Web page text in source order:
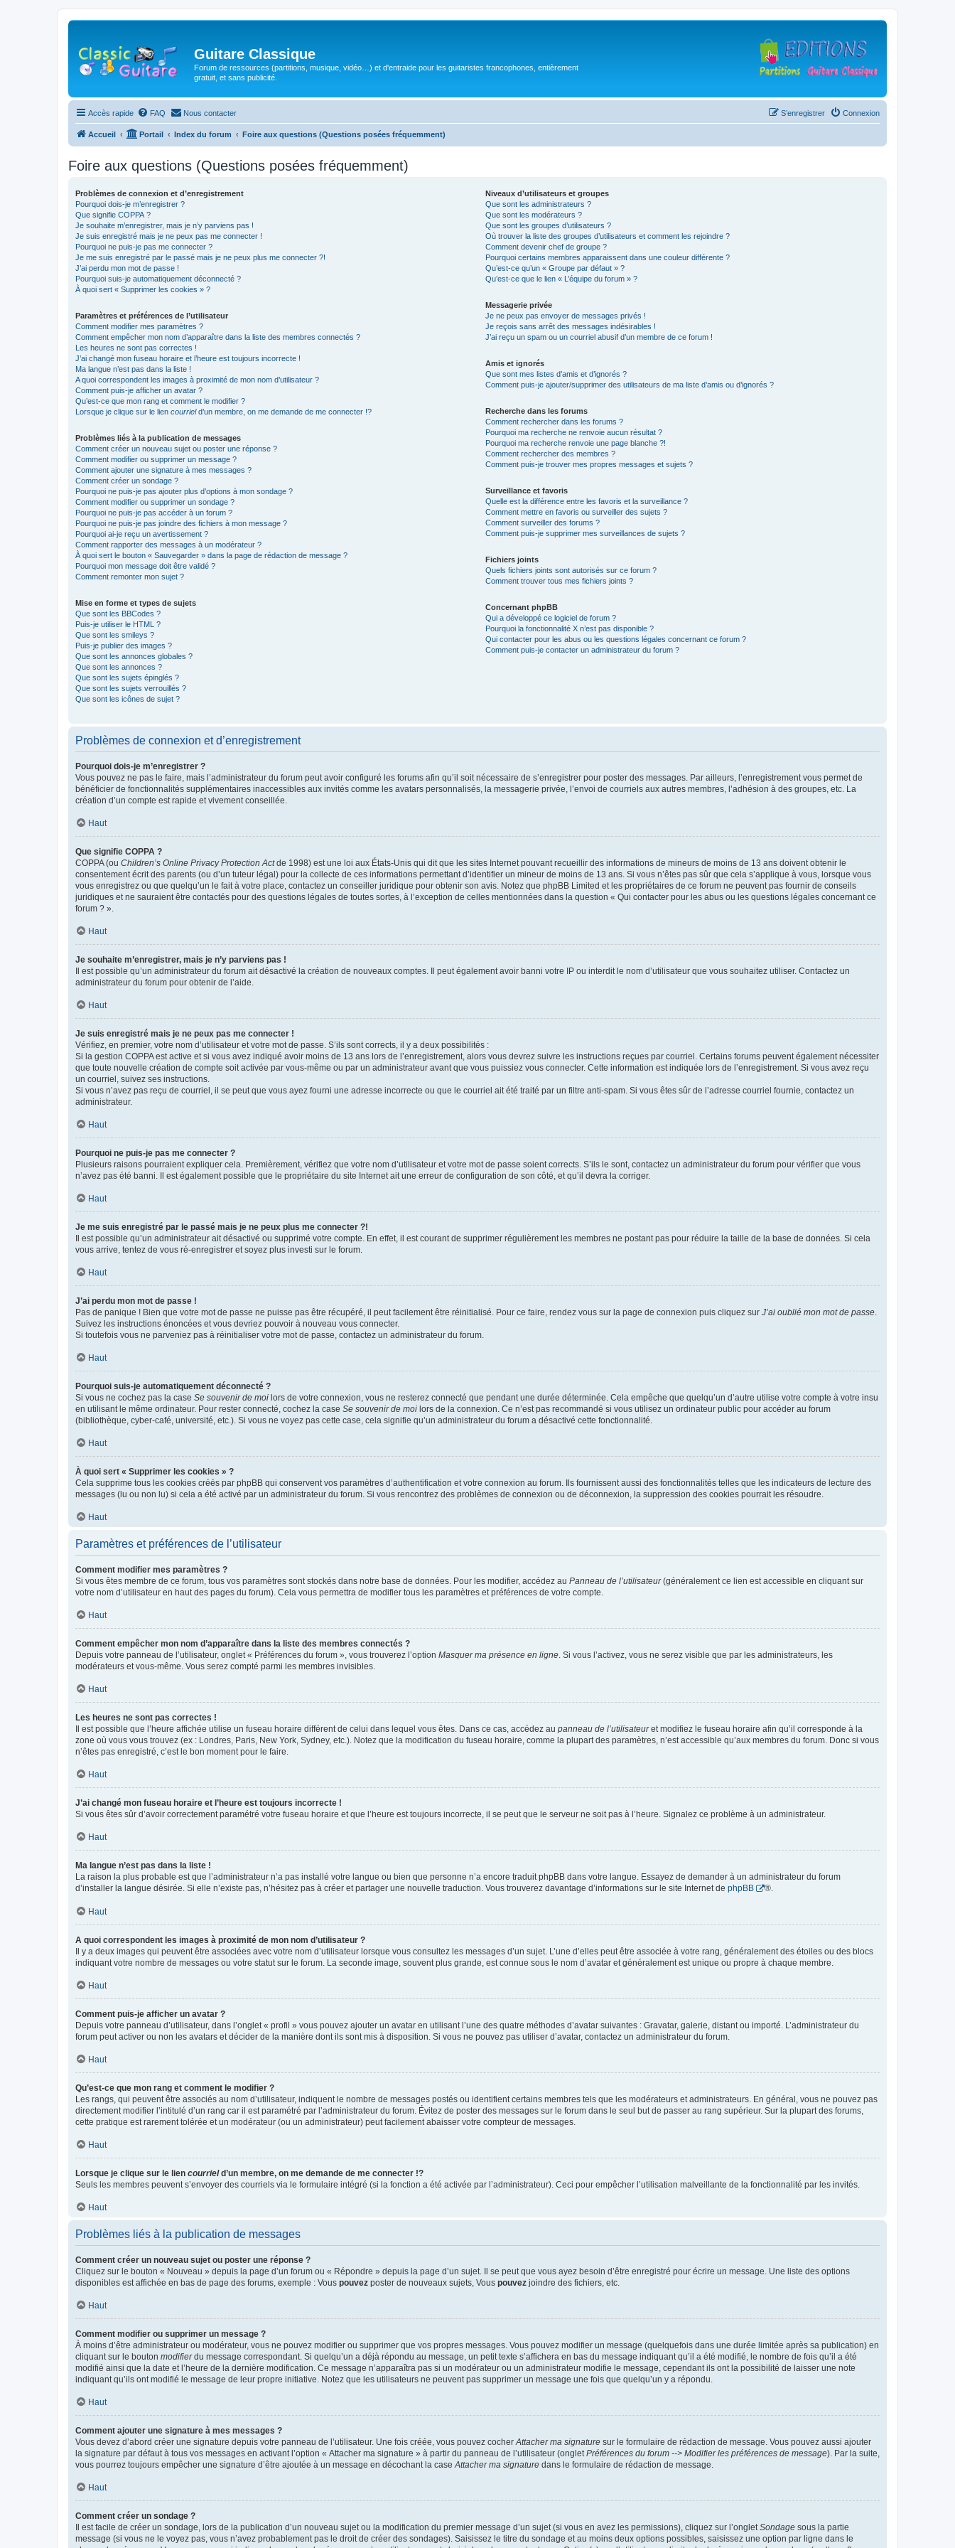
Guitare Classique
Forum de ressources (partitions, musique, vidéo…) et d'entraide pour les guitaristes francophones, entièrement
gratuit, et sans publicité.
Accès rapide FAQ Nous contacter Connexion
S’enregistrer
Accueil Portail Index du forum Foire aux questions (Questions posées fréquemment)
Foire aux questions (Questions posées fréquemment)
Problèmes de connexion et d’enregistrement
Pourquoi dois-je m’enregistrer ?
Que signifie COPPA ?
Je souhaite m’enregistrer, mais je n’y parviens pas !
Je suis enregistré mais je ne peux pas me connecter !
Pourquoi ne puis-je pas me connecter ?
Je me suis enregistré par le passé mais je ne peux plus me connecter ?!
J’ai perdu mon mot de passe !
Pourquoi suis-je automatiquement déconnecté ?
À quoi sert « Supprimer les cookies » ?
Paramètres et préférences de l’utilisateur
Comment modifier mes paramètres ?
Comment empêcher mon nom d’apparaître dans la liste des membres connectés ?
Les heures ne sont pas correctes !
J’ai changé mon fuseau horaire et l’heure est toujours incorrecte !
Ma langue n’est pas dans la liste !
A quoi correspondent les images à proximité de mon nom d’utilisateur ?
Comment puis-je afficher un avatar ?
Qu’est-ce que mon rang et comment le modifier ?
Lorsque je clique sur le lien courrield’un membre, on me demande de me connecter !?
Problèmes liés à la publication de messages
Comment créer un nouveau sujet ou poster une réponse ?
Comment modifier ou supprimer un message ?
Comment ajouter une signature à mes messages ?
Comment créer un sondage ?
Pourquoi ne puis-je pas ajouter plus d’options à mon sondage ?
Comment modifier ou supprimer un sondage ?
Pourquoi ne puis-je pas accéder à un forum ?
Pourquoi ne puis-je pas joindre des fichiers à mon message ?
Pourquoi ai-je reçu un avertissement ?
Comment rapporter des messages à un modérateur ?
À quoi sert le bouton « Sauvegarder » dans la page de rédaction de message ?
Pourquoi mon message doit être validé ?
Comment remonter mon sujet ?
Mise en forme et types de sujets
Que sont les BBCodes ?
Puis-je utiliser le HTML ?
Que sont les smileys ?
Puis-je publier des images ?
Que sont les annonces globales ?
Que sont les annonces ?
Que sont les sujets épinglés ?
Que sont les sujets verrouillés ?
Que sont les icônes de sujet ?
Niveaux d’utilisateurs et groupes
Que sont les administrateurs ?
Que sont les modérateurs ?
Que sont les groupes d’utilisateurs ?
Où trouver la liste des groupes d’utilisateurs et comment les rejoindre ?
Comment devenir chef de groupe ?
Pourquoi certains membres apparaissent dans une couleur différente ?
Qu’est-ce qu’un « Groupe par défaut » ?
Qu’est-ce que le lien « L’équipe du forum » ?
Messagerie privée
Je ne peux pas envoyer de messages privés !
Je reçois sans arrêt des messages indésirables !
J’ai reçu un spam ou un courriel abusif d’un membre de ce forum !
Amis et ignorés
Que sont mes listes d’amis et d’ignorés ?
Comment puis-je ajouter/supprimer des utilisateurs de ma liste d’amis ou d’ignorés ?
Recherche dans les forums
Comment rechercher dans les forums ?
Pourquoi ma recherche ne renvoie aucun résultat ?
Pourquoi ma recherche renvoie une page blanche ?!
Comment rechercher des membres ?
Comment puis-je trouver mes propres messages et sujets ?
Surveillance et favoris
Quelle est la différence entre les favoris et la surveillance ?
Comment mettre en favoris ou surveiller des sujets ?
Comment surveiller des forums ?
Comment puis-je supprimer mes surveillances de sujets ?
Fichiers joints
Quels fichiers joints sont autorisés sur ce forum ?
Comment trouver tous mes fichiers joints ?
Concernant phpBB
Qui a développé ce logiciel de forum ?
Pourquoi la fonctionnalité X n’est pas disponible ?
Qui contacter pour les abus ou les questions légales concernant ce forum ?
Comment puis-je contacter un administrateur du forum ?
Problèmes de connexion et d’enregistrement
Pourquoi dois-je m’enregistrer ?
Vous pouvez ne pas le faire, mais l’administrateur du forum peut avoir configuré les forums afin qu’il soit nécessaire de s’enregistrer pour poster des messages. Par ailleurs, l’enregistrement vous permet de
bénéficier de fonctionnalités supplémentaires inaccessibles aux invités comme les avatars personnalisés, la messagerie privée, l’envoi de courriels aux autres membres, l’adhésion à des groupes, etc. La
création d’un compte est rapide et vivement conseillée.
Haut
Que signifie COPPA ?
COPPA (ou Children’s Online Privacy Protection Actde 1998) est une loi aux États-Unis qui dit que les sites Internet pouvant recueillir des informations de mineurs de moins de 13 ans doivent obtenir le
consentement écrit des parents (ou d’un tuteur légal) pour la collecte de ces informations permettant d’identifier un mineur de moins de 13 ans. Si vous n’êtes pas sûr que cela s’applique à vous, lorsque vous
vous enregistrez ou que quelqu’un le fait à votre place, contactez un conseiller juridique pour obtenir son avis. Notez que phpBB Limited et les propriétaires de ce forum ne peuvent pas fournir de conseils
juridiques et ne sauraient être contactés pour des questions légales de toutes sortes, à l’exception de celles mentionnées dans la question « Qui contacter pour les abus ou les questions légales concernant ce
forum ? ».
Haut
Je souhaite m’enregistrer, mais je n’y parviens pas !
Il est possible qu’un administrateur du forum ait désactivé la création de nouveaux comptes. Il peut également avoir banni votre IP ou interdit le nom d’utilisateur que vous souhaitez utiliser. Contactez un
administrateur du forum pour obtenir de l’aide.
Haut
Je suis enregistré mais je ne peux pas me connecter !
Vérifiez, en premier, votre nom d’utilisateur et votre mot de passe. S’ils sont corrects, il y a deux possibilités :
Si la gestion COPPA est active et si vous avez indiqué avoir moins de 13 ans lors de l’enregistrement, alors vous devrez suivre les instructions reçues par courriel. Certains forums peuvent également nécessiter
que toute nouvelle création de compte soit activée par vous-même ou par un administrateur avant que vous puissiez vous connecter. Cette information est indiquée lors de l’enregistrement. Si vous avez reçu
un courriel, suivez ses instructions.
Si vous n’avez pas reçu de courriel, il se peut que vous ayez fourni une adresse incorrecte ou que le courriel ait été traité par un filtre anti-spam. Si vous êtes sûr de l’adresse courriel fournie, contactez un
administrateur.
Haut
Pourquoi ne puis-je pas me connecter ?
Plusieurs raisons pourraient expliquer cela. Premièrement, vérifiez que votre nom d’utilisateur et votre mot de passe soient corrects. S’ils le sont, contactez un administrateur du forum pour vérifier que vous
n’avez pas été banni. Il est également possible que le propriétaire du site Internet ait une erreur de configuration de son côté, et qu’il devra la corriger.
Haut
Je me suis enregistré par le passé mais je ne peux plus me connecter ?!
Il est possible qu’un administrateur ait désactivé ou supprimé votre compte. En effet, il est courant de supprimer régulièrement les membres ne postant pas pour réduire la taille de la base de données. Si cela
vous arrive, tentez de vous ré-enregistrer et soyez plus investi sur le forum.
Haut
J’ai perdu mon mot de passe !
Pas de panique ! Bien que votre mot de passe ne puisse pas être récupéré, il peut facilement être réinitialisé. Pour ce faire, rendez vous sur la page de connexion puis cliquez sur J’ai oublié mon mot de passe.
Suivez les instructions énoncées et vous devriez pouvoir à nouveau vous connecter.
Si toutefois vous ne parveniez pas à réinitialiser votre mot de passe, contactez un administrateur du forum.
Haut
Pourquoi suis-je automatiquement déconnecté ?
Si vous ne cochez pas la case Se souvenir de moi lors de votre connexion, vous ne resterez connecté que pendant une durée déterminée. Cela empêche que quelqu’un d’autre utilise votre compte à votre insu
en utilisant le même ordinateur. Pour rester connecté, cochez la case Se souvenir de moi lors de la connexion. Ce n’est pas recommandé si vous utilisez un ordinateur public pour accéder au forum
(bibliothèque, cyber-café, université, etc.). Si vous ne voyez pas cette case, cela signifie qu’un administrateur du forum a désactivé cette fonctionnalité.
Haut
À quoi sert « Supprimer les cookies » ?
Cela supprime tous les cookies créés par phpBB qui conservent vos paramètres d’authentification et votre connexion au forum. Ils fournissent aussi des fonctionnalités telles que les indicateurs de lecture des
messages (lu ou non lu) si cela a été activé par un administrateur du forum. Si vous rencontrez des problèmes de connexion ou de déconnexion, la suppression des cookies pourrait les résoudre.
Haut
Paramètres et préférences de l’utilisateur
Comment modifier mes paramètres ?
Si vous êtes membre de ce forum, tous vos paramètres sont stockés dans notre base de données. Pour les modifier, accédez au Panneau de l’utilisateur(généralement ce lien est accessible en cliquant sur
votre nom d’utilisateur en haut des pages du forum). Cela vous permettra de modifier tous les paramètres et préférences de votre compte.
Haut
Comment empêcher mon nom d’apparaître dans la liste des membres connectés ?
Depuis votre panneau de l’utilisateur, onglet « Préférences du forum », vous trouverez l’option Masquer ma présence en ligne. Si vous l’activez, vous ne serez visible que par les administrateurs, les
modérateurs et vous-même. Vous serez compté parmi les membres invisibles.
Haut
Les heures ne sont pas correctes !
Il est possible que l’heure affichée utilise un fuseau horaire différent de celui dans lequel vous êtes. Dans ce cas, accédez au panneau de l’utilisateuret modifiez le fuseau horaire afin qu’il corresponde à la
zone où vous vous trouvez (ex : Londres, Paris, New York, Sydney, etc.). Notez que la modification du fuseau horaire, comme la plupart des paramètres, n’est accessible qu’aux membres du forum. Donc si vous
n’êtes pas enregistré, c’est le bon moment pour le faire.
Haut
J’ai changé mon fuseau horaire et l’heure est toujours incorrecte !
Si vous êtes sûr d’avoir correctement paramétré votre fuseau horaire et que l’heure est toujours incorrecte, il se peut que le serveur ne soit pas à l’heure. Signalez ce problème à un administrateur.
Haut
Ma langue n’est pas dans la liste !
La raison la plus probable est que l’administrateur n’a pas installé votre langue ou bien que personne n’a encore traduit phpBB dans votre langue. Essayez de demander à un administrateur du forum
d’installer la langue désirée. Si elle n’existe pas, n’hésitez pas à créer et partager une nouvelle traduction. Vous trouverez davantage d’informations sur le site Internet de phpBB ®.
Haut
A quoi correspondent les images à proximité de mon nom d’utilisateur ?
Il y a deux images qui peuvent être associées avec votre nom d’utilisateur lorsque vous consultez les messages d’un sujet. L’une d’elles peut être associée à votre rang, généralement des étoiles ou des blocs
indiquant votre nombre de messages ou votre statut sur le forum. La seconde image, souvent plus grande, est connue sous le nom d’avatar et généralement est unique ou propre à chaque membre.
Haut
Comment puis-je afficher un avatar ?
Depuis votre panneau d’utilisateur, dans l’onglet « profil » vous pouvez ajouter un avatar en utilisant l’une des quatre méthodes d’avatar suivantes : Gravatar, galerie, distant ou importé. L’administrateur du
forum peut activer ou non les avatars et décider de la manière dont ils sont mis à disposition. Si vous ne pouvez pas utiliser d’avatar, contactez un administrateur du forum.
Haut
Qu’est-ce que mon rang et comment le modifier ?
Les rangs, qui peuvent être associés au nom d’utilisateur, indiquent le nombre de messages postés ou identifient certains membres tels que les modérateurs et administrateurs. En général, vous ne pouvez pas
directement modifier l’intitulé d’un rang car il est paramétré par l’administrateur du forum. Évitez de poster des messages sur le forum dans le seul but de passer au rang supérieur. Sur la plupart des forums,
cette pratique est rarement tolérée et un modérateur (ou un administrateur) peut facilement abaisser votre compteur de messages.
Haut
Lorsque je clique sur le lien courrield’un membre, on me demande de me connecter !?
Seuls les membres peuvent s’envoyer des courriels via le formulaire intégré (si la fonction a été activée par l’administrateur). Ceci pour empêcher l’utilisation malveillante de la fonctionnalité par les invités.
Haut
Problèmes liés à la publication de messages
Comment créer un nouveau sujet ou poster une réponse ?
Cliquez sur le bouton « Nouveau » depuis la page d’un forum ou « Répondre » depuis la page d’un sujet. Il se peut que vous ayez besoin d’être enregistré pour écrire un message. Une liste des options
disponibles est affichée en bas de page des forums, exemple : Vous pouvez poster de nouveaux sujets, Vous pouvez joindre des fichiers, etc.
Haut
Comment modifier ou supprimer un message ?
À moins d’être administrateur ou modérateur, vous ne pouvez modifier ou supprimer que vos propres messages. Vous pouvez modifier un message (quelquefois dans une durée limitée après sa publication) en
cliquant sur le bouton modifierdu message correspondant. Si quelqu’un a déjà répondu au message, un petit texte s’affichera en bas du message indiquant qu’il a été modifié, le nombre de fois qu’il a été
modifié ainsi que la date et l’heure de la dernière modification. Ce message n’apparaîtra pas si un modérateur ou un administrateur modifie le message, cependant ils ont la possibilité de laisser une note
indiquant qu’ils ont modifié le message de leur propre initiative. Notez que les utilisateurs ne peuvent pas supprimer un message une fois que quelqu’un y a répondu.
Haut
Comment ajouter une signature à mes messages ?
Vous devez d’abord créer une signature depuis votre panneau de l’utilisateur. Une fois créée, vous pouvez cocherAttacher ma signature sur le formulaire de rédaction de message. Vous pouvez aussi ajouter
la signature par défaut à tous vos messages en activant l’option « Attacher ma signature » à partir du panneau de l’utilisateur (ongletPréférences du forum --> Modifier les préférences de message). Par la suite,
vous pourrez toujours empêcher une signature d’être ajoutée à un message en décochant la caseAttacher ma signature dans le formulaire de rédaction de message.
Haut
Comment créer un sondage ?
Il est facile de créer un sondage, lors de la publication d’un nouveau sujet ou la modification du premier message d’un sujet (si vous en avez les permissions), cliquez sur l’ongletSondage sous la partie
message (si vous ne le voyez pas, vous n’avez probablement pas le droit de créer des sondages). Saisissez le titre du sondage et au moins deux options possibles, saisissez une option par ligne dans le